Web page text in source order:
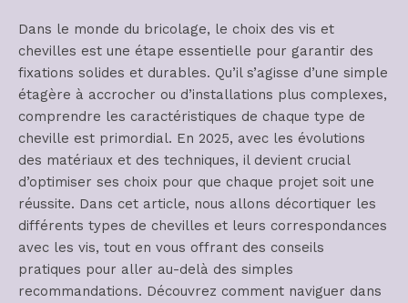
Dans le monde du bricolage, le choix des vis et
chevilles est une étape essentielle pour garantir des
fixations solides et durables. Qu’il s’agisse d’une simple
étagère à accrocher ou d’installations plus complexes,
comprendre les caractéristiques de chaque type de
cheville est primordial. En 2025, avec les évolutions
des matériaux et des techniques, il devient crucial
d’optimiser ses choix pour que chaque projet soit une
réussite. Dans cet article, nous allons décortiquer les
différents types de chevilles et leurs correspondances
avec les vis, tout en vous offrant des conseils
pratiques pour aller au-delà des simples
recommandations. Découvrez comment naviguer dans